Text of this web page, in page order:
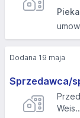
Sprzedawca/
Dodana 19 maja